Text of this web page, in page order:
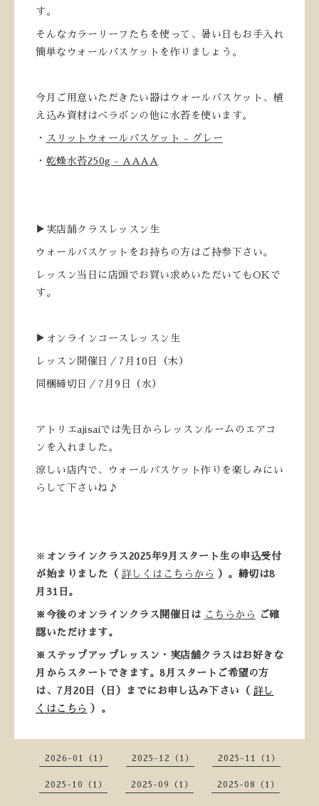
す。
そんなカラーリーフたちを使って、暑い日もお手入れ
簡単なウォールバスケットを作りましょう。
今月ご用意いただきたい器はウォールバスケット、植
え込み資材はベラボンの他に水苔を使います。
・ スリットウォールバスケット - グレー
・ 乾燥水苔250g - AAAA
▶実店舗クラスレッスン生
ウォールバスケットをお持ちの方はご持参下さい。
レッスン当日に店頭でお買い求めいただいてもOKで
す。
▶オンラインコースレッスン生
レッスン開催日／7月10日（木）
同梱締切日／7月9日（水）
アトリエajisaiでは先日からレッスンルームのエアコ
ンを入れました。
涼しい店内で、ウォールバスケット作りを楽しみにい
らして下さいね♪
※ オンラインクラス2025年9月スタート生の申込受付
が始まりました（ 詳しくはこちらから
）。締切は8
月31日。
※今後のオンラインクラス開催日は こちらから
ご確
認いただけます。
※ステップアップレッスン・実店舗クラスはお好きな
月からスタートできます。8月スタートご希望の方
は、7月20日（日）までにお申し込み下さい（ 詳し
くはこちら
）。
2026-01（1） 2025-12（1） 2025-11（1）
2025-10（1） 2025-09（1） 2025-08（1）